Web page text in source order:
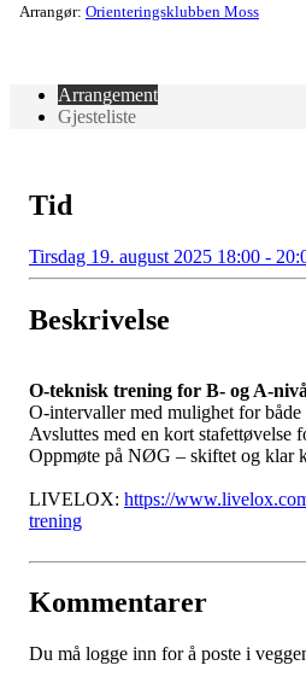
Arrangør: Orienteringsklubben Moss
Arrangement
Gjesteliste
Tid
Tirsdag 19. august 2025 18:00 -
Beskrivelse
O-teknisk trening for B- og A-nivå
O-intervaller med mulighet for
Avsluttes med en kort stafettøvelse
Oppmøte på NØG – skiftet og klar
LIVELOX: https://
trening
Kommentarer
Du må logge inn for å poste i